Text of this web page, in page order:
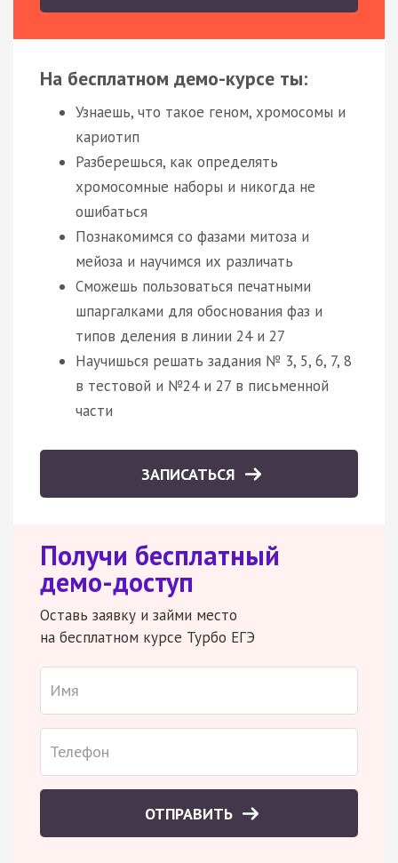
На бесплатном демо-курсе ты:
Узнаешь, что такое геном, хромосомы и
кариотип
Разберешься, как определять
хромосомные наборы и никогда не
ошибаться
Познакомимся со фазами митоза и
мейоза и научимся их различать
Сможешь пользоваться печатными
шпаргалками для обоснования фаз и
типов деления в линии 24 и 27
Научишься решать задания № 3, 5, 6, 7, 8
в тестовой и №24 и 27 в письменной
части
ЗАПИСАТЬСЯ
Получи бесплатный
демо-доступ
Оставь заявку и займи место
на бесплатном курсе Турбо ЕГЭ
ОТПРАВИТЬ